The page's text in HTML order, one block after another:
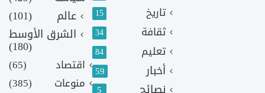
تاريخ 15
ثقافة 34
تعليم 84
أخبار 59
عالم
(101)
الشرق الأوسط
(180)
اقتصاد
(65)
منوعات
(385)